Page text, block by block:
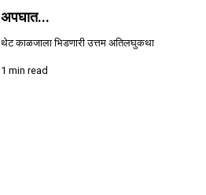
अपघात...
थेट काळजाला भिडणारी उत्तम अतिलघुकथा
1 min read